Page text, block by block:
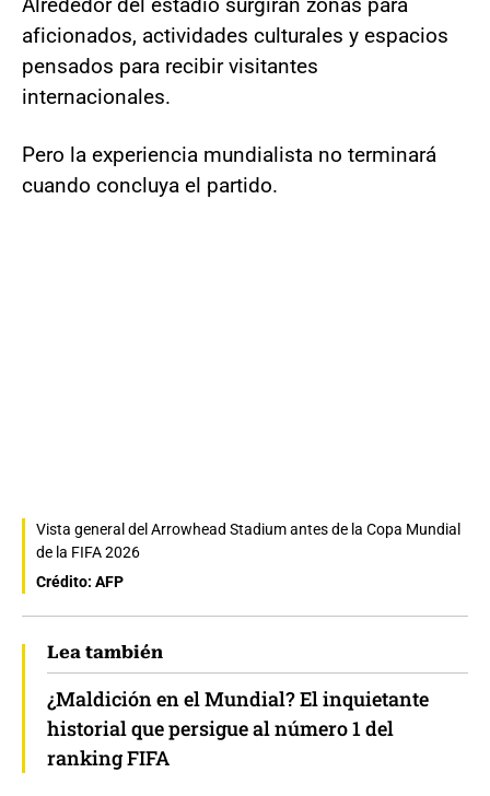
aficionados, actividades culturales y espacios
pensados para recibir visitantes
internacionales.
Pero la experiencia mundialista no terminará
cuando concluya el partido.
Vista general del Arrowhead Stadium antes de la Copa Mundial
de la FIFA 2026
Crédito: AFP
Lea también
¿Maldición en el Mundial? El inquietante
historial que persigue al número 1 del
ranking FIFA